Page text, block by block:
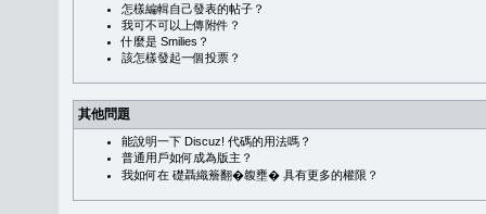
怎樣編輯自己發表的帖子？
我可不可以上傳附件？
什麼是 Smilies？
該怎樣發起一個投票？
其他問題
能說明一下 Discuz! 代碼的用法嗎？
普通用戶如何成為版主？
我如何在 礎聶織簷翻�䪖壅� 具有更多的權限？